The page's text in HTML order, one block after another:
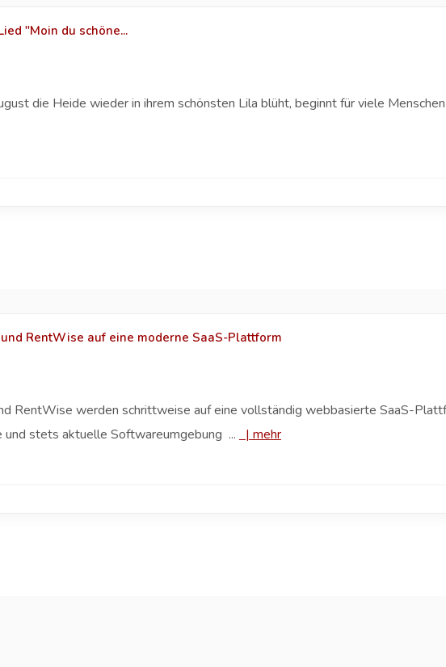
"Moin du schöne...
die Heide wieder in ihrem schönsten Lila blüht, beginnt für viele
RentWise auf eine moderne SaaS-Plattform
RentWise werden schrittweise auf eine vollständig webbasierte SaaS-
stets aktuelle Softwareumgebung ... |mehr